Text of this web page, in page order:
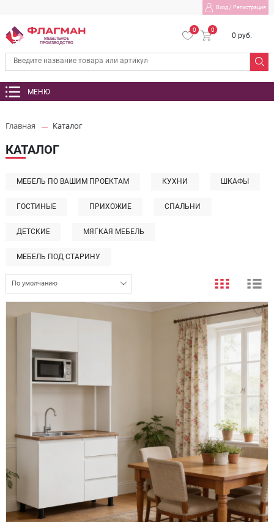
Вход/ Регистрация
МЕБЕЛЬНОЕ
ПРОИЗВОДСТВО
0 0
0 руб.
МЕНЮ
Главная Каталог
КАТАЛОГ
МЕБЕЛЬ ПО ВАШИМ ПРОЕКТАМ КУХНИ ШКАФЫ
ГОСТИНЫЕ ПРИХОЖИЕ СПАЛЬНИ
ДЕТСКИЕ МЯГКАЯ МЕБЕЛЬ
МЕБЕЛЬ ПОД СТАРИНУ
По умолчанию